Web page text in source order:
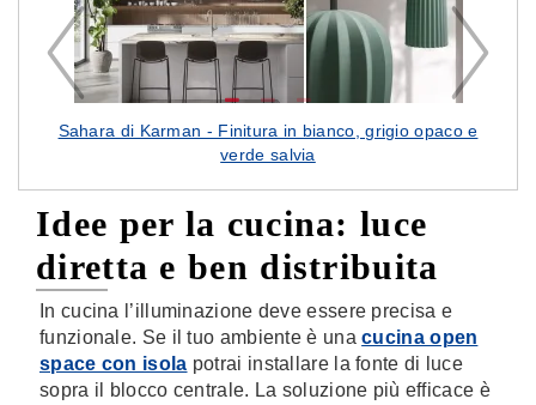
Sahara di Karman - Finitura in bianco, grigio opaco e
verde salvia
Idee per la cucina: luce
diretta e ben distribuita
In cucina l’illuminazione deve essere precisa e
funzionale. Se il tuo ambiente è unacucina open
space con isola potrai installare la fonte di luce
sopra il blocco centrale. La soluzione più efficace è